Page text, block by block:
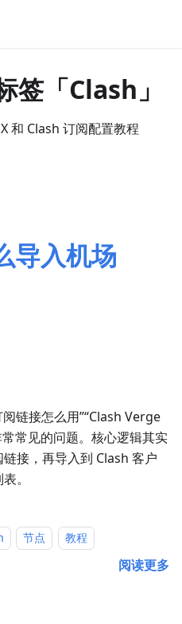
签「Clash」
和 Clash 订阅配置教程
导入机场
链接怎么用”“Clash Verge
常见的问题。核心逻辑其实
接，再导入到 Clash 客户
。
节点 教程
阅读更多